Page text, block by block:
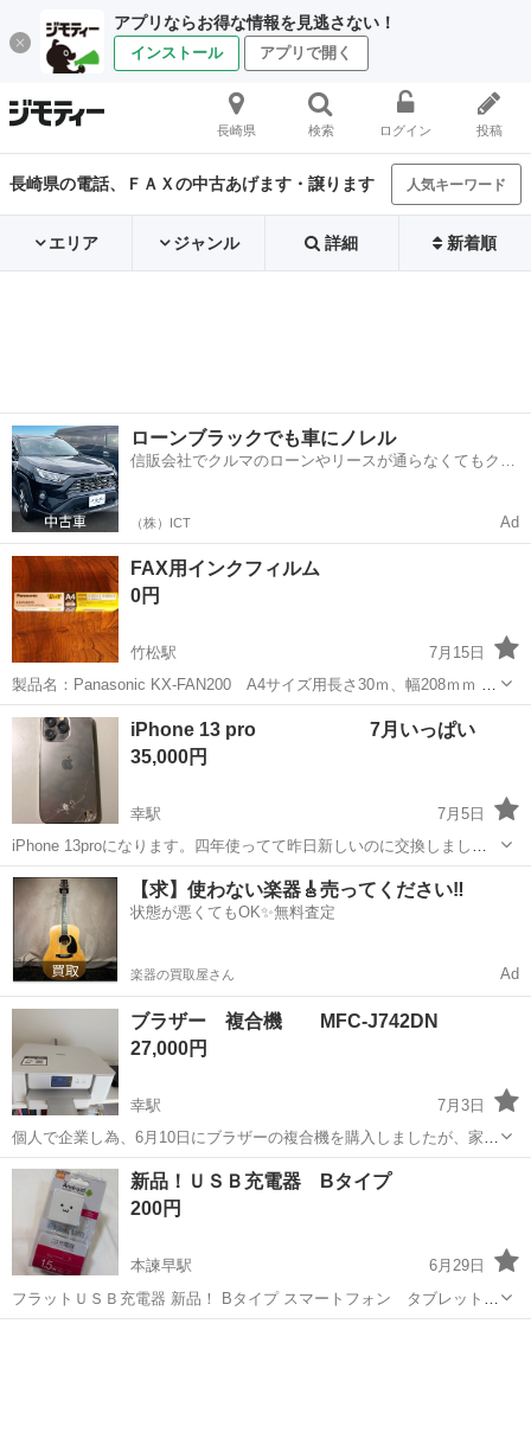
アプリならお得な情報を見逃さない！
インストール アプリで開く
長崎県 検索 ログイン 投稿
長崎県の電話、ＦＡＸの中古あげます・譲ります 人気キーワード
エリア ジャンル 詳細 新着順
ローンブラックでも車にノレル
信販会社でクルマのローンやリースが通らなくてもクル
（株）ICT Ad
FAX用インクフィルム
0円
竹松駅
7月15日
製品名：Panasonic KX-FAN200 A4サイズ用長さ30ｍ、幅208ｍｍ 未
使用
長崎 大村市
iPhone 13 pro 7月いっぱい
35,000円
幸駅
7月5日
iPhone 13proになります。四年使ってて昨日新しいのに交換しまし
た。 フィルム貼ってたので表面は傷や割れありませんが、背面はバキ
バキなので背面修理してバッテリー交換して使ってください。 長崎駅
に公式ではありませんが修...
長崎 諫早市 幸駅 電話、ＦＡＸ ありません
【求】使わない楽器🎸売ってください‼️
状態が悪くてもOK✨無料査定
楽器の買取屋さん Ad
ブラザー 複合機 MFC-J742DN
27,000円
幸駅
7月3日
個人で企業し為、6月10日にブラザーの複合機を購入しましたが、家庭
用では対応しきれない部分があり、ビジネス用の複合機を購入するこ
ととなった為、出品致します。保証書あります。 インクは別売りのを
購入していた為、黒インク以外はた...
長崎 諫早市 幸駅 電話、ＦＡＸ
新品！ＵＳＢ充電器 Bタイプ
200円
本諫早駅
6月29日
フラットＵＳＢ充電器 新品！ Bタイプ スマートフォン タブレット用
充電器 1.5m